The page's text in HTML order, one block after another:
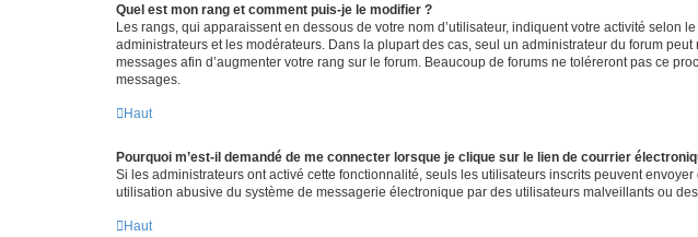
Quel est mon rang et comment puis-je le modifier ?
Les rangs, qui apparaissent en dessous de votre nom d’utilisateur, indiquent votre activité
administrateurs et les modérateurs. Dans la plupart des cas, seul un administrateur du forum
messages afin d’augmenter votre rang sur le forum. Beaucoup de forums ne toléreront pas ce
messages.
Haut
Pourquoi m’est-il demandé de me connecter lorsque je clique sur le lien de courrier
Si les administrateurs ont activé cette fonctionnalité, seuls les utilisateurs inscrits peuvent
utilisation abusive du système de messagerie électronique par des utilisateurs malveillants ou des
Haut